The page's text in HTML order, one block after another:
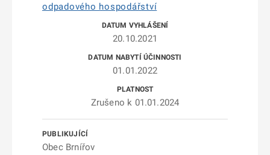
odpadového hospodářství
20.10.2021
01.01.2022
Zrušeno k 01.01.2024
Obec Brnířov